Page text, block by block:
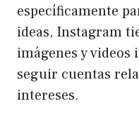
específicamente
ideas, Instagram
imágenes y videos
seguir cuentas
intereses.